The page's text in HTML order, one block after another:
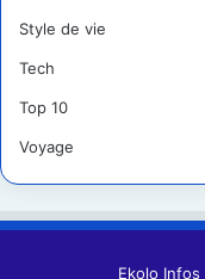
Style de vie
Tech
Top 10
Voyage
Ekolo